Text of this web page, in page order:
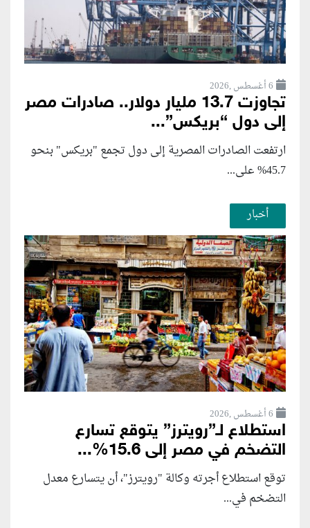
6 أغسطس ,2026
تجاوزت 13.7 مليار دولار.. صادرات مصر
إلى دول “بريكس”...
ارتفعت الصادرات المصرية إلى دول تجمع "بريكس" بنحو
45.7% على...
أخبار
6 أغسطس ,2026
استطلاع لـ”رويترز” يتوقع تسارع
التضخم في مصر إلى 15.6%...
توقع استطلاع أجرته وكالة "رويترز"، أن يتسارع ‌معدل
التضخم في...